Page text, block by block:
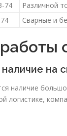
74
Различной
Сварные и
на
наличие
логистике,